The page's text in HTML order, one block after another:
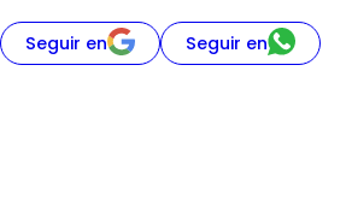
Seguir en Seguir en